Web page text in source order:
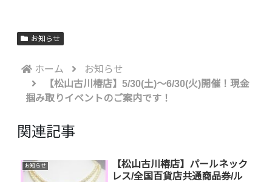
お知らせ
ホーム
お知らせ
【松山古川椿店】5/30(土)～6/30(火)開催！現金
掴み取りイベントのご案内です！
関連記事
お知らせ
【松山古川椿店】パールネック
レス/全国百貨店共通商品券/ル